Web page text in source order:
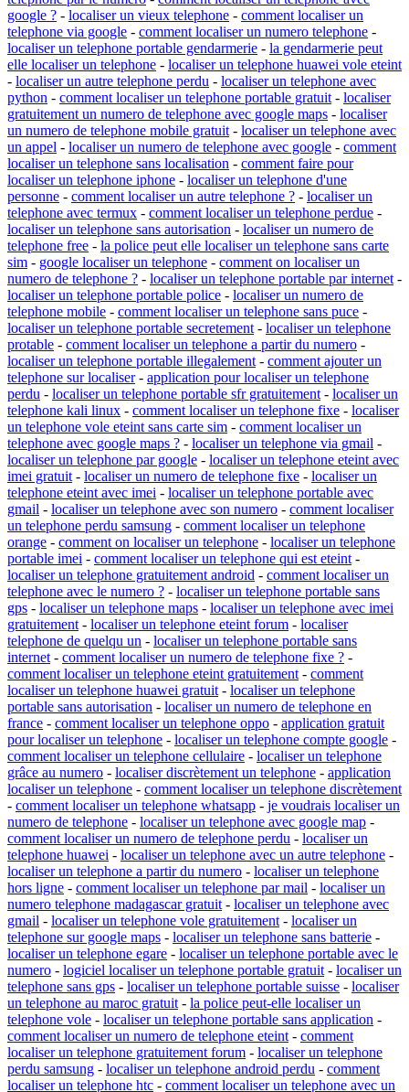
google ? - localiser un vieux telephone - comment localiser un
telephone via google - comment localiser un numero telephone -
localiser un telephone portable gendarmerie - la gendarmerie peut
elle localiser un telephone - localiser un telephone huawei vole eteint
- localiser un autre telephone perdu - localiser un telephone avec
python - comment localiser un telephone portable gratuit - localiser
gratuitement un numero de telephone avec google maps - localiser
un numero de telephone mobile gratuit - localiser un telephone avec
un appel - localiser un numero de telephone avec google - comment
localiser un telephone sans localisation - comment faire pour
localiser un telephone iphone - localiser un telephone d'une
personne - comment localiser un autre telephone ? - localiser un
telephone avec termux - comment localiser un telephone perdue -
localiser un telephone sans autorisation - localiser un numero de
telephone free - la police peut elle localiser un telephone sans carte
sim - google localiser un telephone - comment on localiser un
numero de telephone ? - localiser un telephone portable par internet -
localiser un telephone portable police - localiser un numero de
telephone mobile - comment localiser un telephone sans puce -
localiser un telephone portable secretement - localiser un telephone
protable - comment localiser un telephone a partir du numero -
localiser un telephone portable illegalement - comment ajouter un
telephone sur localiser- application pour localiser un telephone
perdu - localiser un telephone portable sfr gratuitement - localiser un
telephone kali linux - comment localiser un telephone fixe - localiser
un telephone vole eteint sans carte sim - comment localiser un
telephone avec google maps ? - localiser un telephone via gmail -
localiser un telephone par google - localiser un telephone eteint avec
imei gratuit - localiser un numero de telephone fixe - localiser un
telephone eteint avec imei - localiser un telephone portable avec
gmail - localiser un telephone avec son numero - comment localiser
un telephone perdu samsung - comment localiser un telephone
orange - comment on localiser un telephone - localiser un telephone
portable imei - comment localiser un telephone qui est eteint -
localiser un telephone gratuitement android - comment localiser un
telephone avec le numero ? - localiser un telephone portable sans
gps - localiser un telephone maps - localiser un telephone avec imei
gratuitement - localiser un telephone eteint forum - localiser
telephone de quelqu un - localiser un telephone portable sans
internet - comment localiser un numero de telephone fixe ? -
comment localiser un telephone eteint gratuitement - comment
localiser un telephone huawei gratuit - localiser un telephone
portable sans autorisation - localiser un numero de telephone en
france - comment localiser un telephone oppo - application gratuit
pour localiser un telephone - localiser un telephone compte google -
comment localiser un telephone cellulaire - localiser un telephone
grâce au numero - localiser discrètement un telephone - application
localiser un telephone - comment localiser un telephone discrètement
- comment localiser un telephone whatsapp - je voudrais localiser un
numero de telephone - localiser un telephone avec google map -
comment localiser un numero de telephone perdu - localiser un
telephone huawei - localiser un telephone avec un autre telephone -
localiser un telephone a partir du numero - localiser un telephone
hors ligne - comment localiser un telephone par mail - localiser un
numero telephone madagascar gratuit - localiser un telephone avec
gmail - localiser un telephone vole gratuitement - localiser un
telephone sur google maps - localiser un telephone sans batterie -
localiser un telephone egare - localiser un telephone portable avec le
numero - logiciel localiser un telephone portable gratuit - localiser un
telephone sans gps - localiser un telephone portable suisse - localiser
un telephone au maroc gratuit - la police peut-elle localiser un
telephone vole - localiser un telephone portable sans application -
comment localiser un numero de telephone eteint - comment
localiser un telephone gratuitement forum - localiser un telephone
perdu samsung - localiser un telephone android perdu - comment
localiser un telephone htc - comment localiser un telephone avec un